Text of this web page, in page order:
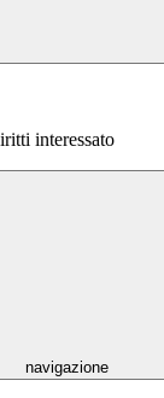
interessato
navigazione